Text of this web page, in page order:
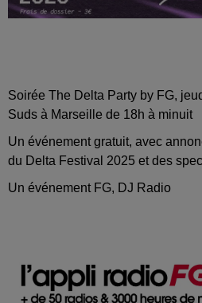
Soirée The Delta Party by FG,
Suds à Marseille de 18h à minuit
Un événement gratuit, avec
du Delta Festival 2025 et des
Un événement FG, DJ Radio